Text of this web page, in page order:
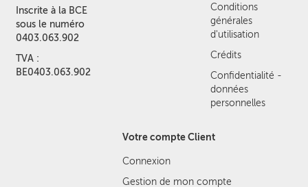
Inscrite à la BCE
sous le numéro
0403.063.902
TVA :
BE0403.063.902
Conditions
générales
d'utilisation
Crédits
Confidentialité -
données
personnelles
Votre compte Client
Connexion
Gestion de mon compte